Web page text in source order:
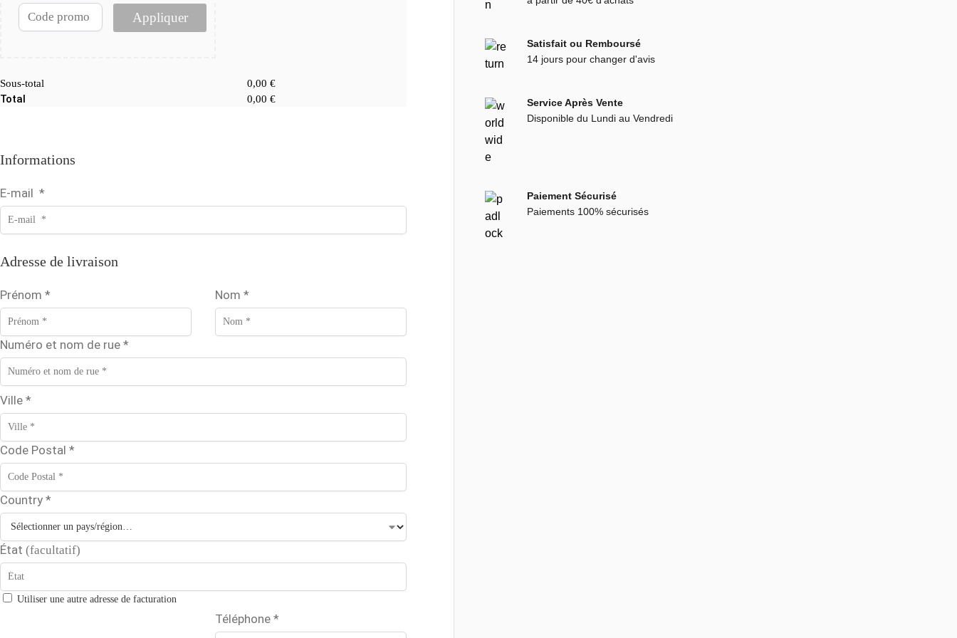
Appliquer
Sous-total 0,00 €
Total 0,00 €
Informations
E-mail *
Adresse de livraison
Prénom * Nom*
Numéro et nom de rue *
Ville *
Code Postal *
Country *
État (facultatif)
Utiliser une autre adresse de facturation
Téléphone*
Satisfait ou Remboursé
14 jours pour changer d'avis
Service Après Vente
Disponible du Lundi au Vendredi
Paiement Sécurisé
Paiements 100% sécurisés